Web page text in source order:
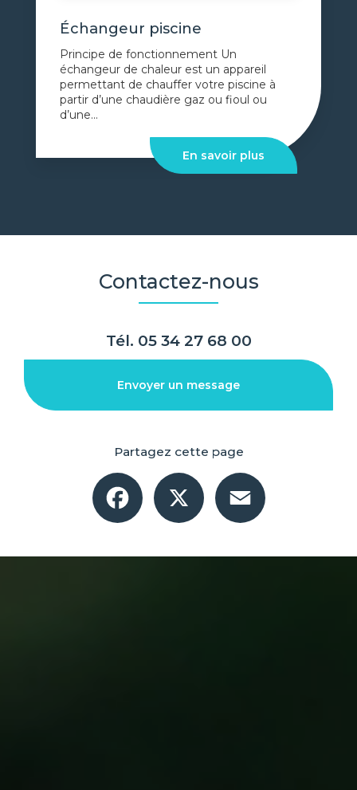
Échangeur piscine
Principe de fonctionnement Un
échangeur de chaleur est un appareil
permettant de chauffer votre piscine à
partir d’une chaudière gaz ou fioul ou
d’une...
En savoir plus
Contactez-nous
Tél. 05 34 27 68 00
Envoyer un message
Partagez cette page
Facebook